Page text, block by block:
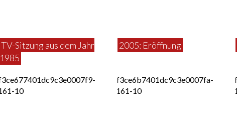
TV-Sitzung aus dem Jahr
1985
2005: Eröffnung